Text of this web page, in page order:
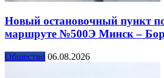
Новый остановочный пункт
маршруте №500Э Минск –
Общество 06.08.2026